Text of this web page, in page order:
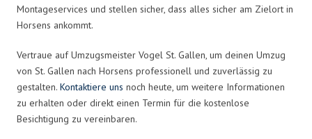
Montageservices und stellen sicher, dass alles sicher am Zielort in
Horsens ankommt.
Vertraue auf Umzugsmeister Vogel St. Gallen, um deinen Umzug
von St. Gallen nach Horsens professionell und zuverlässig zu
gestalten. Kontaktiere uns noch heute, um weitere Informationen
zu erhalten oder direkt einen Termin für die kostenlose
Besichtigung zu vereinbaren.